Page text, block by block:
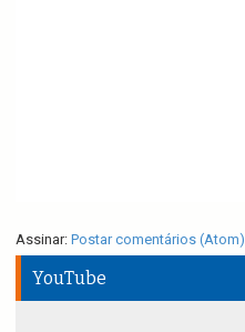
Assinar: Postar comentários (Atom)
YouTube